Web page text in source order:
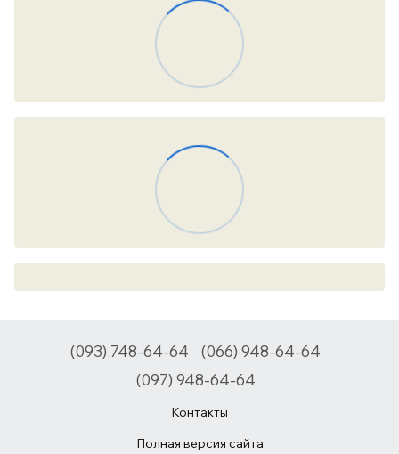
(093) 748-64-64
(066) 948-64-64
(097) 948-64-64
Контакты
Полная версия сайта